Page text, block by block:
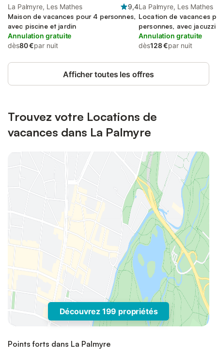
La Palmyre, Les Mathes
9,4
Maison de vacances pour 4 personnes,
avec piscine et jardin
Annulation gratuite
dès80 €par nuit
La Palmyre, Les Mathes
Location de vacances
personnes, avec
Annulation gratuite
dès128 €par nuit
Afficher toutes les offres
Trouvez votre Locations de
vacances dans La Palmyre
Découvrez 199 propriétés
Points forts dans La Palmyre